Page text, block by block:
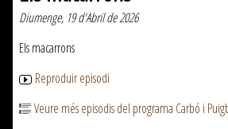
Diumenge, 19 d'Abril de 2026
Els macarrons
Reproduir episodi
Veure més episodis del programa Carbó i